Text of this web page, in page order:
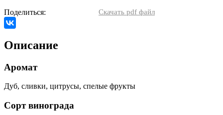
Поделиться:
Скачать pdf файл
Описание
Аромат
Дуб, сливки, цитрусы, спелые фрукты
Сорт винограда